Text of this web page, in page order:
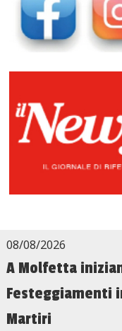
08/08/2026
A Molfetta
Festeggiamenti
Martiri